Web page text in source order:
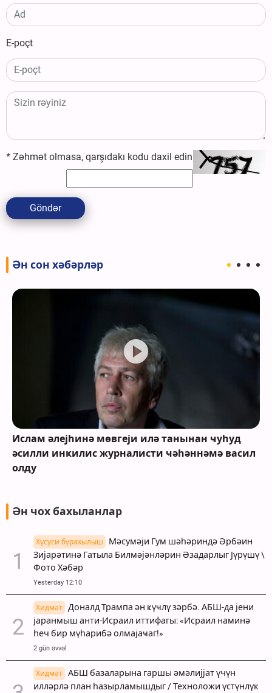
E-poçt
* Zəhmət olmasa, qarşıdakı kodu daxil edin
Göndər
Ән сон хәбәрләр
Ислам әлејһинә мөвгеји илә танынан ҹуһуд
әсилли инҝилис журналисти ҹәһәннәмә васил
олду
Ән чох бахыланлар
Хүсуси бурахылыш
Мәсумәји Гум шәһәриндә Әрбәин
Зијарәтинә Гатыла Билмәјәнләрин Әзадарлыг Јүрүшү \
Фото Хәбәр
Yesterday 12:10
Хидмәт
Доналд Трампа ән ҝүҹлү зәрбә. АБШ-да јени
јаранмыш анти-Исраил иттифагы: «Исраил наминә
һеч бир мүһарибә олмајаҹаг!»
2 gün əvvəl
Хидмәт
АБШ базаларына гаршы әмәлијјат үчүн
илләрлә план һазырламышдыг / Техноложи үстүнлүк